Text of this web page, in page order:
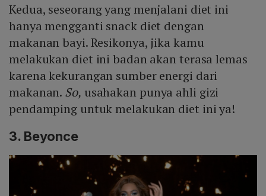
Kedua, seseorang yang menjalani diet ini
hanya mengganti snack diet dengan
makanan bayi. Resikonya, jika kamu
melakukan diet ini badan akan terasa lemas
karena kekurangan sumber energi dari
makanan. So, usahakan punya ahli gizi
pendamping untuk melakukan diet ini ya!
3. Beyonce